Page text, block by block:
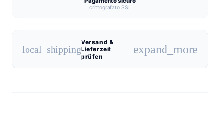
crittografato SSL
local_shipping
Versand &
Lieferzeit
prüfen
expand_more